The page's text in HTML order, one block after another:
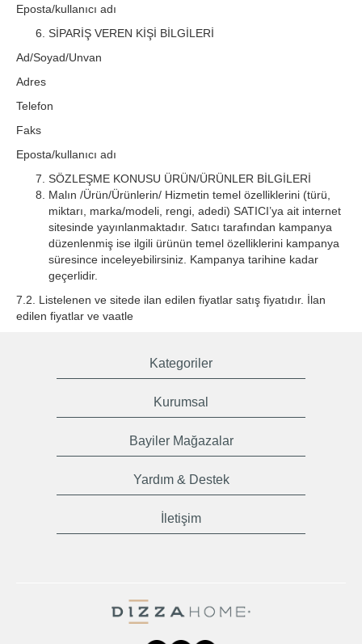
Eposta/kullanıcı adı
SİPARİŞ VEREN KİŞİ BİLGİLERİ
Ad/Soyad/Unvan
Adres
Telefon
Faks
Eposta/kullanıcı adı
SÖZLEŞME KONUSU ÜRÜN/ÜRÜNLER BİLGİLERİ
Malın /Ürün/Ürünlerin/ Hizmetin temel özelliklerini (türü,
miktarı, marka/modeli, rengi, adedi) SATICI’ya ait internet
sitesinde yayınlanmaktadır. Satıcı tarafından kampanya
düzenlenmiş ise ilgili ürünün temel özelliklerini kampanya
süresince inceleyebilirsiniz. Kampanya tarihine kadar
geçerlidir.
7.2. Listelenen ve sitede ilan edilen fiyatlar satış fiyatıdır. İlan
edilen fiyatlar ve vaatle
Kategoriler
Kurumsal
Bayiler Mağazalar
Yardım & Destek
İletişim